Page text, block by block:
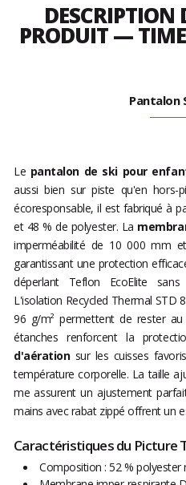
DESCRIPTION
PRODUIT —
Pantalon
Le pantalon de ski pour
aussi bien sur piste qu'en hors-
écoresponsable, il est fabriqué à
et 48 % de polyester. La
imperméabilité de 10 000 mm
garantissant une protection
déperlant Teflon EcoElite
L'isolation Recycled Thermal STD
96 g/m² permettent de rester au
étanches renforcent la
d'aérationsur les cuisses
température corporelle. La taille
me assurent un ajustement
mains avec rabat zippé offrent un
Caractéristiques du Picture
Composition : 52 % polyester